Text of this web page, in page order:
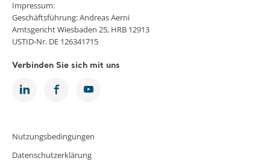
Impressum:
Geschäftsführung: Andreas Aerni
Amtsgericht Wiesbaden 25, HRB 12913
USTID-Nr. DE 126341715
Verbinden Sie sich mit uns
Nutzungsbedingungen
Datenschutzerklärung